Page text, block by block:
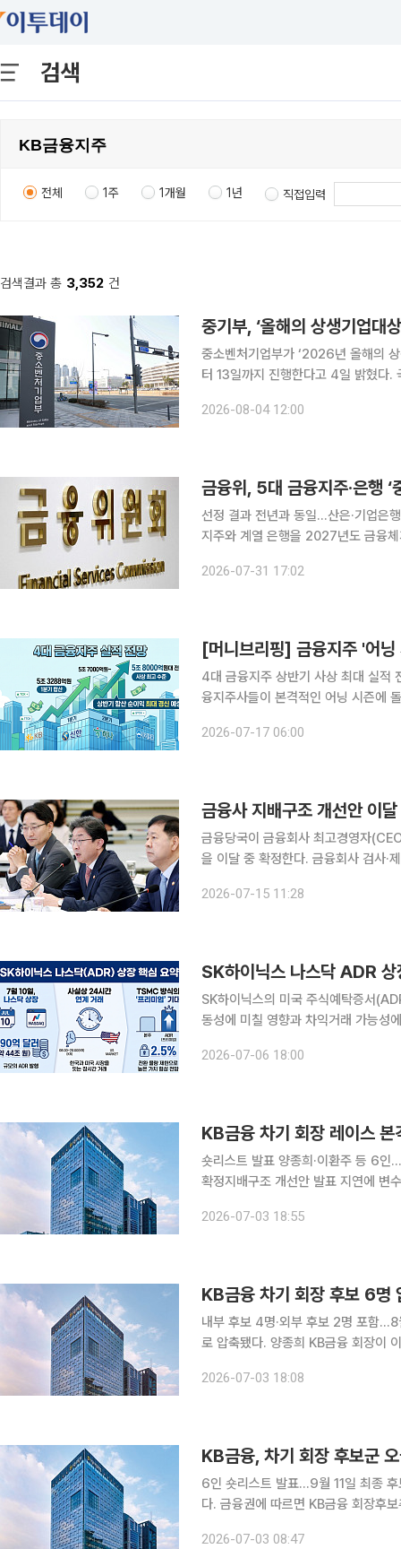
검색
전체 1주 1개월 1년 직접입력
검색결과 총 3,352 건
중기부, ‘올해의 상생기업대
중소벤처기업부가 ‘2026년 올해의
터 13일까지 진행한다고 4일 밝혔다. 국민투표 대상은 국민추천심사단 평가와 동반성장위원회 추
2026-08-04 12:00
금융위, 5대 금융지주·은행
선정 결과 전년과 동일…산은·기업은행은 정부
지주와 계열 은행을 2027년도 금융체계상 중요
2026-07-31 17:02
[머니브리핑] 금융지주 '어
4대 금융지주 상반기 사상 최대 실적 전망
융지주사들이 본격적인 어닝 시즌에
2분기 실적 발표에 나선다. KB금융지
2026-07-17 06:00
금융사 지배구조 개선안 이
금융당국이 금융회사 최고경영자
을 이달 중 확정한다. 금융회사 검사·
하반기 합동 업무보고에서 이 같은 내
2026-07-15 11:28
SK하이닉스 나스닥 ADR
SK하이닉스의 미국 주식예탁증서
동성에 미칠 영향과 차익거래 가능성에 금융투
다. 직전 거래일 -6%대에서 10% 넘
2026-07-06 18:00
KB금융 차기 회장 레이스
숏리스트 발표 양종희·이환주 등 6
확정지배구조 개선안 발표 지연에 변수 촉각 KB금융지주 차기 회장 인선 구도가 양
데 금융당국의 금융지주 지배구조 개
2026-07-03 18:55
KB금융 차기 회장 후보 6명
내부 후보 4명·외부 후보 2명 포함…8월 3인 후보군 선정 KB금
로 압축됐다. 양종희 KB금융 회장이
이날 차기 회장 선임을 위한 1차 후보
2026-07-03 18:08
KB금융, 차기 회장 후보군
6인 숏리스트 발표…9월 11일 최종 후보 확정 KB금융지주 차기 회장 후보군이 3
다. 금융권에 따르면 KB금융 회장후보추천위원회(회추위)는 이날 회의를 열고 내·외부 후보 12명으
임 절차가 대외에 공개되는 첫 단계다
2026-07-03 08:47